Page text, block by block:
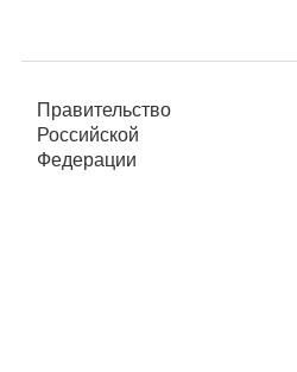
Правительство
Российской
Федерации